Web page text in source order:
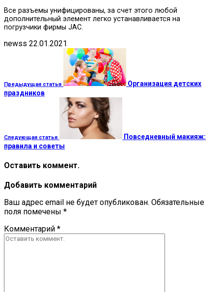
Все разъемы унифицированы, за счет этого любой
дополнительный элемент легко устанавливается на
погрузчики фирмы JAC.
newss 22.01.2021
Предыдущая статья
Организация детских
праздников
Следующая статья
Повседневный макияж:
правила и советы
Оставить коммент.
Добавить комментарий
Ваш адрес email не будет опубликован. Обязательные
поля помечены *
Комментарий *